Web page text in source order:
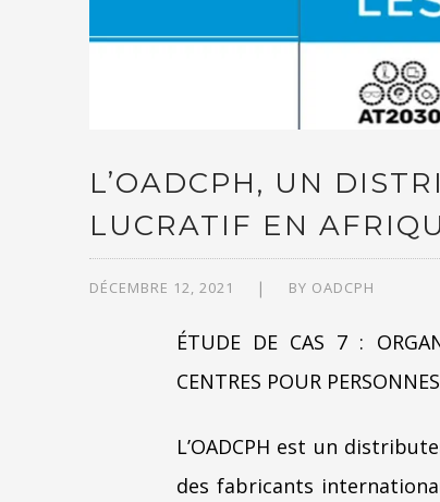
L’OADCPH, UN
LUCRATIF EN
DÉCEMBRE 12, 2021 BY OADCPH
ÉTUDE DE CAS 7 :
CENTRES POUR
L’OADCPH est un
des fabricants